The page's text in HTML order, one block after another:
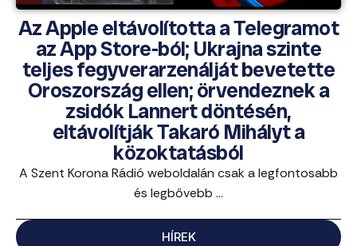
Az Apple eltávolította a Telegramot
az App Store-ból; Ukrajna szinte
teljes fegyverarzenálját bevetette
Oroszország ellen; örvendeznek a
zsidók Lannert döntésén,
eltávolítják Takaró Mihályt a
közoktatásból
A Szent Korona Rádió weboldalán csak a legfontosabb
és legbővebb ...
HÍREK